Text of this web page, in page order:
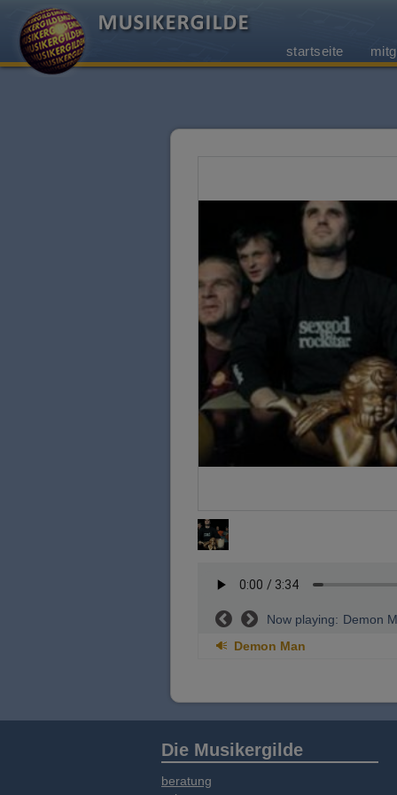
startseite
Now playing: Demon
Demon Man
Die Musikergilde
beratung